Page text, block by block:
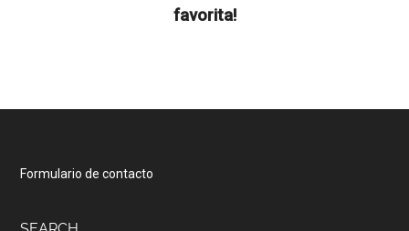
favorita!
Footer
Formulario de contacto